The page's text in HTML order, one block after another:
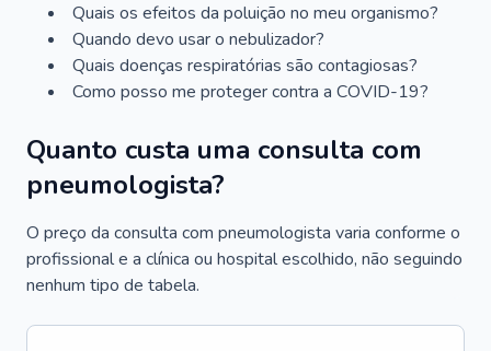
Quais os efeitos da poluição no meu organismo?
Quando devo usar o nebulizador?
Quais doenças respiratórias são contagiosas?
Como posso me proteger contra a COVID-19?
Quanto custa uma consulta com
pneumologista?
O preço da consulta com pneumologista varia conforme o
profissional e a clínica ou hospital escolhido, não seguindo
nenhum tipo de tabela.